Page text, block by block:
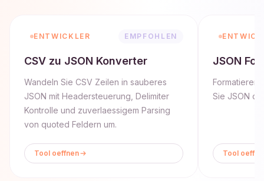
ENTWICKLER EMPFOHLEN
CSV zu JSON Konverter
Wandeln Sie CSV Zeilen in sauberes
JSON mit Headersteuerung, Delimiter
Kontrolle und zuverlaessigem Parsing
von quoted Feldern um.
Tool oeffnen
JSON
Sie JSON
Tool